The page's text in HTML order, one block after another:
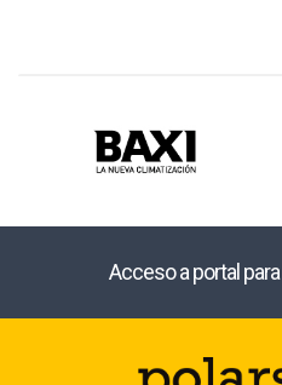
Acceso a portal